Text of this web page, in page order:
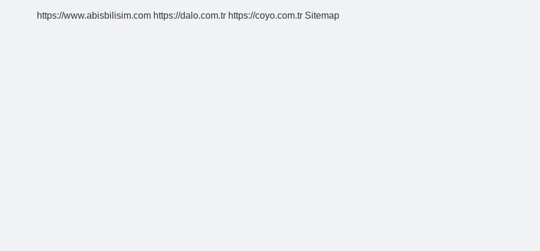
https://www.abisbilisim.com https://dalo.com.tr https://coyo.com.tr Sitemap